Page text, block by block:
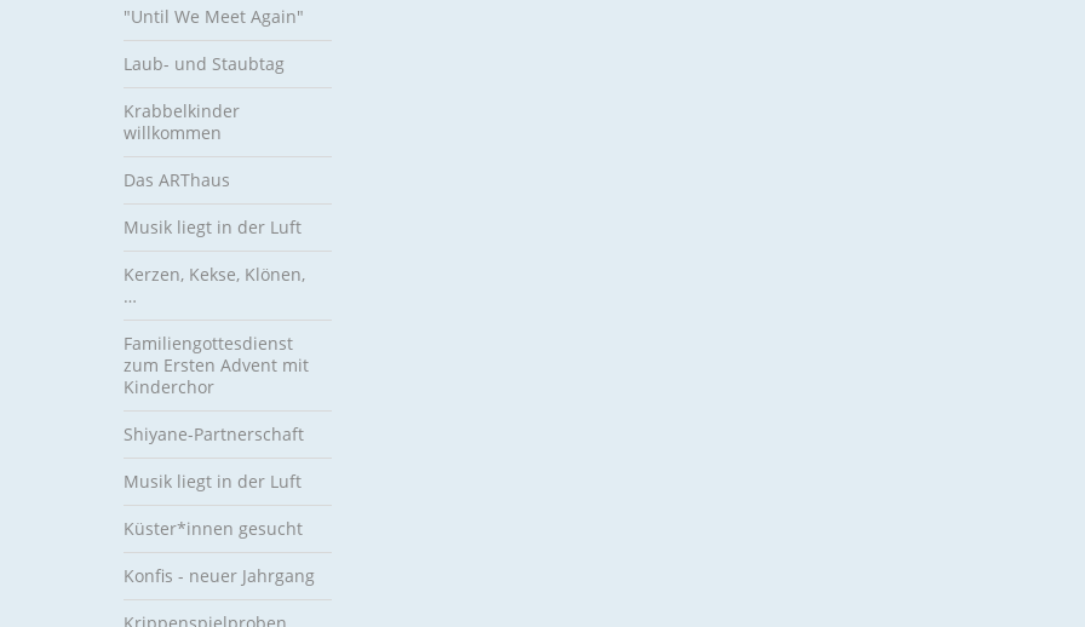
"Until We Meet Again"
Laub- und Staubtag
Krabbelkinder
willkommen
Das ARThaus
Musik liegt in der Luft
Kerzen, Kekse, Klönen,
…
Familiengottesdienst
zum Ersten Advent mit
Kinderchor
Shiyane-Partnerschaft
Musik liegt in der Luft
Küster*innen gesucht
Konfis - neuer Jahrgang
Krippenspielproben